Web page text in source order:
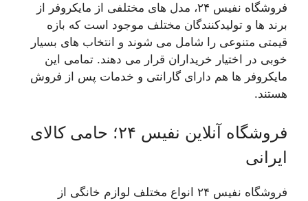
فروشگاه نفیس ۲۴، مدل های مختلفی از مایکروفر از
برند ها و تولیدکنندگان مختلف موجود است که بازه
قیمتی متنوعی را شامل می شوند و انتخاب های بسیار
خوبی در اختیار خریداران قرار می دهند. تمامی این
مایکروفر ها هم دارای گارانتی و خدمات پس از فروش
هستند.
فروشگاه آنلاین نفیس ۲۴؛ حامی کالای
ایرانی
فروشگاه نفیس ۲۴ انواع مختلف لوازم خانگی از